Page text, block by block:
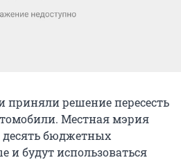
решение пересесть
Местная мэрия
десять бюджетных
и будут использоваться